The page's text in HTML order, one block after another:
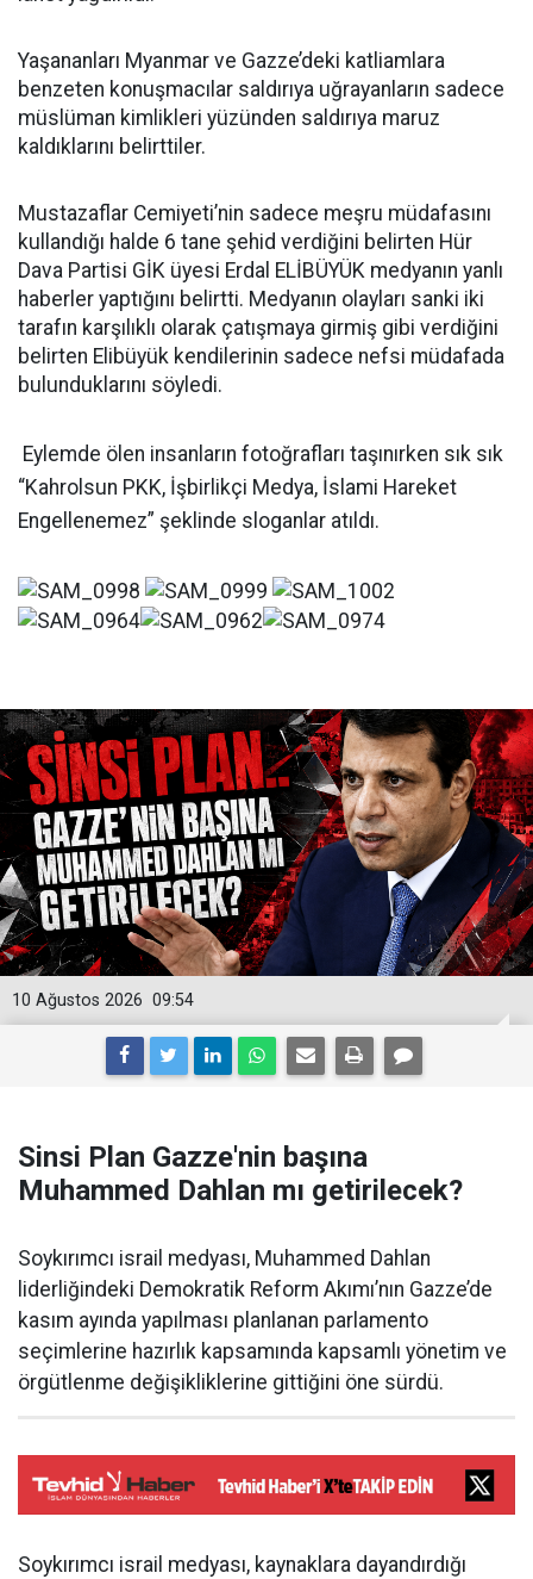
Yaşananları Myanmar ve Gazze’deki katliamlara
benzeten konuşmacılar saldırıya uğrayanların sadece
müslüman kimlikleri yüzünden saldırıya maruz
kaldıklarını belirttiler.
Mustazaflar Cemiyeti’nin sadece meşru müdafasını
kullandığı halde 6 tane şehid verdiğini belirten Hür
Dava Partisi GİK üyesi Erdal ELİBÜYÜK medyanın yanlı
haberler yaptığını belirtti. Medyanın olayları sanki iki
tarafın karşılıklı olarak çatışmaya girmiş gibi verdiğini
belirten Elibüyük kendilerinin sadece nefsi müdafada
bulunduklarını söyledi.
Eylemde ölen insanların fotoğrafları taşınırken sık sık
“Kahrolsun PKK, İşbirlikçi Medya, İslami Hareket
Engellenemez” şeklinde sloganlar atıldı.
09:54
10 Ağustos 2026
Sinsi Plan Gazze'nin başına
Muhammed Dahlan mı getirilecek?
Soykırımcı israil medyası, Muhammed Dahlan
liderliğindeki Demokratik Reform Akımı’nın Gazze’de
kasım ayında yapılması planlanan parlamento
seçimlerine hazırlık kapsamında kapsamlı yönetim ve
örgütlenme değişikliklerine gittiğini öne sürdü.
Soykırımcı israil medyası, kaynaklara dayandırdığı